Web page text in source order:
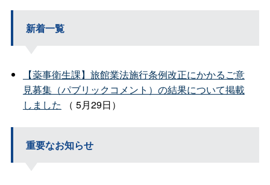
新着一覧
【薬事衛生課】旅館業法施行条例改正にかかるご意
見募集（パブリックコメント）の結果について掲載
しました （ 5月29日）
重要なお知らせ